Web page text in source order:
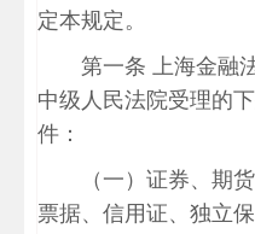
定本规定。
第一条 上海金融
中级人民法院受理的
件：
（一）证券、期
票据、信用证、独立